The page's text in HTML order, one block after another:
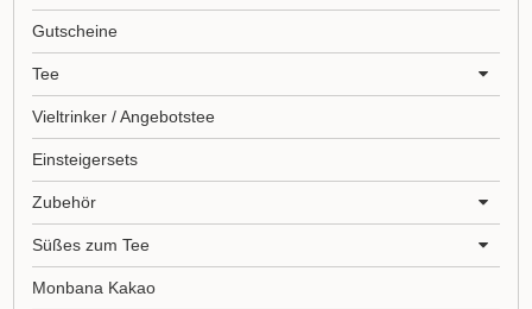
Gutscheine
Tee
Vieltrinker / Angebotstee
Einsteigersets
Zubehör
Süßes zum Tee
Monbana Kakao